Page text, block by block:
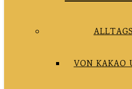
VON KAKAO